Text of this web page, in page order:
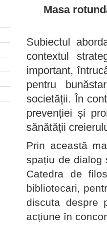
Masa
Subiectul
contextul
important,
pentru
societății. În
prevenției și
sănătății
Prin această
spațiu de dialog
Catedra de
bibliotecari,
discuta despre
acțiune în